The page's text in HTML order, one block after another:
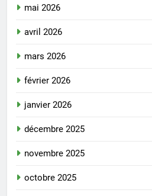
mai 2026
avril 2026
mars 2026
février 2026
janvier 2026
décembre 2025
novembre 2025
octobre 2025